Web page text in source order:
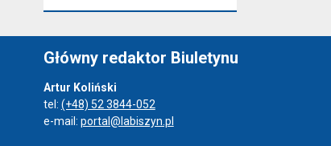
Główny redaktor Biuletynu
Artur Koliński
tel: (+48) 52 3844-052
e-mail: portal@labiszyn.pl